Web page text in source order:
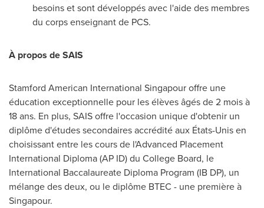
besoins et sont développés avec l'aide des membres
du corps enseignant de PCS.
À propos de SAIS
Stamford American International Singapour offre une
éducation exceptionnelle pour les élèves âgés de 2 mois à
18 ans. En plus, SAIS offre l'occasion unique d'obtenir un
diplôme d'études secondaires accrédité aux États-Unis en
choisissant entre les cours de l'Advanced Placement
International Diploma (AP ID) du College Board, le
International Baccalaureate Diploma Program (IB DP), un
mélange des deux, ou le diplôme BTEC - une première à
Singapour.